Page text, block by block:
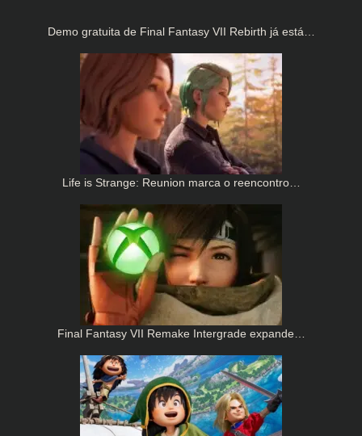
Demo gratuita de Final Fantasy VII Rebirth já está…
Life is Strange: Reunion marca o reencontro…
Final Fantasy VII Remake Intergrade expande…